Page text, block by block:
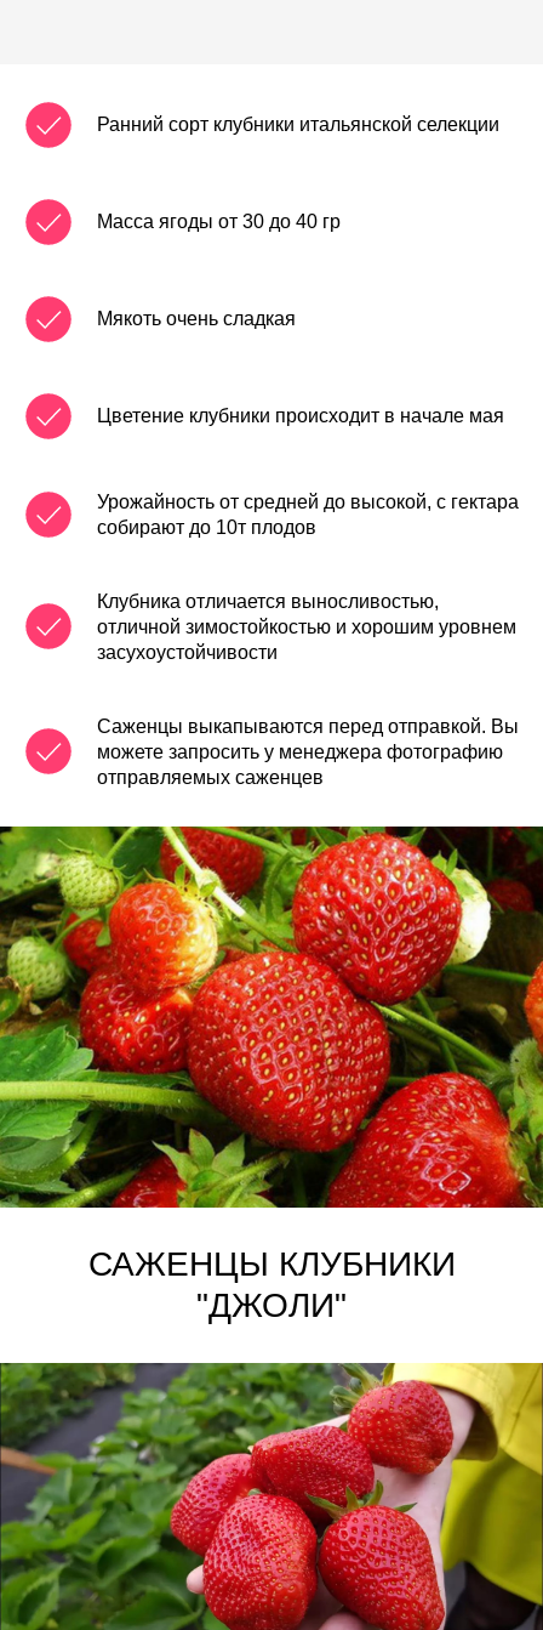
Ранний сорт клубники итальянской селекции
Масса ягоды от 30 до 40 гр
Мякоть очень сладкая
Цветение клубники происходит в начале мая
Урожайность от средней до высокой, с гектара
собирают до 10т плодов
Клубника отличается выносливостью,
отличной зимостойкостью и хорошим уровнем
засухоустойчивости
Саженцы выкапываются перед отправкой. Вы
можете запросить у менеджера фотографию
отправляемых саженцев
САЖЕНЦЫ КЛУБНИКИ
"ДЖОЛИ"